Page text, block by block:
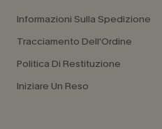
Informazioni Sulla Spedizione
Tracciamento Dell'Ordine
Politica Di Restituzione
Iniziare Un Reso